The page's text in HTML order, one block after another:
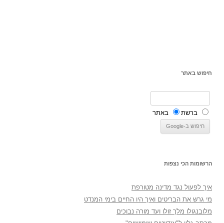
חיפוש באתר
ברשת באתר
הרשומות הכי נצפות
איך לפעול נגד מדינה מטורפת
מי גרש את הבריטים ואיך היו החיים בימי המנדט
מלובנגולו מלך זולו ועד מורה נבוכים